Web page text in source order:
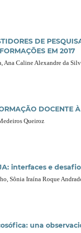
DE
EM 2017
Ana Caline Alexandre da
DOCENTE
Queiroz
interfaces e
Sônia Iraína Roque
una